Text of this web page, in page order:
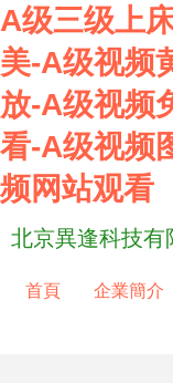
A级三级上
美-A级视频
放-A级视频
看-A级视频
频网站观看
北京異逢科技有
首頁 企業簡介